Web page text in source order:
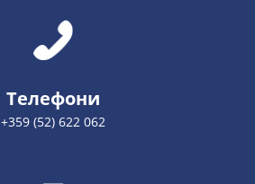
Телефони
+359 (52) 622 062